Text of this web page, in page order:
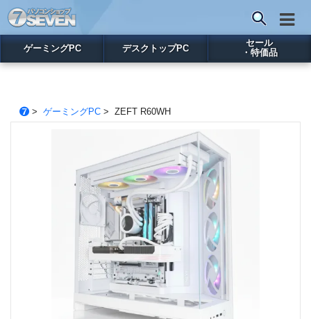
ゲーミングPC デスクトップPC
セール
・特価品
> ゲーミングPC> ZEFT R60WH